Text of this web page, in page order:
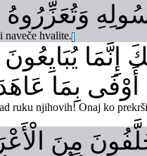
naveče hvalite.
إِنَّمَا
بِمَا عَاهَدَ
ruku njihovih! Onaj ko
مِنَ